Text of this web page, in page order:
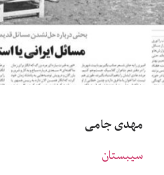
مهدی جامی
سیبستان